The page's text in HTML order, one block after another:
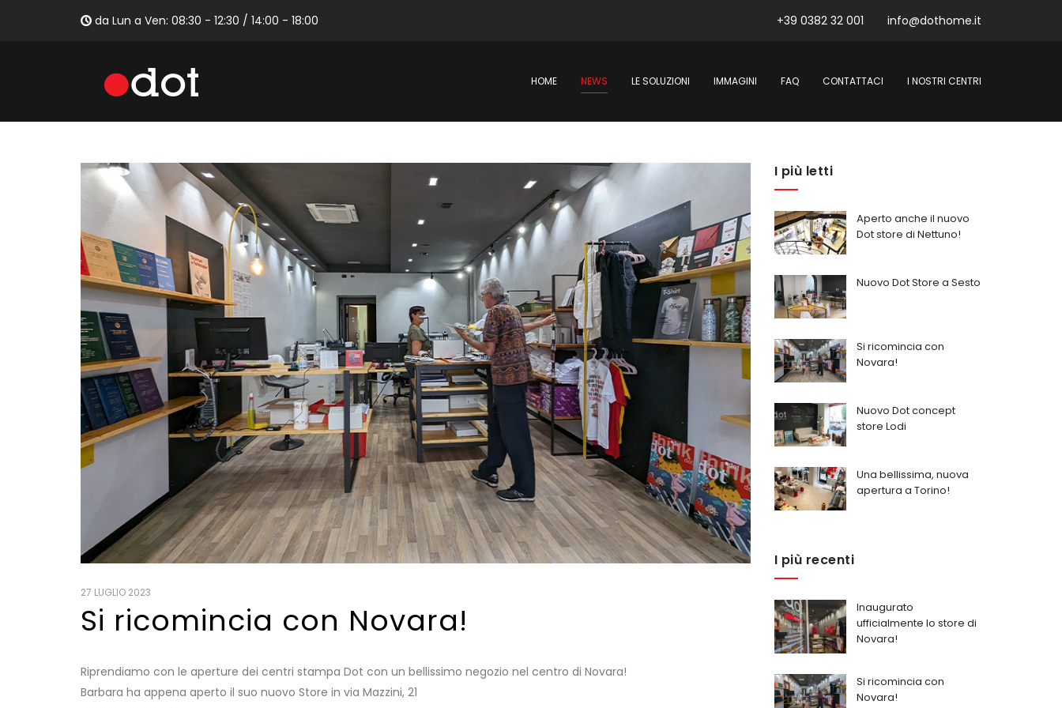
da Lun a Ven: 08:30 - 12:30 / 14:00 - 18:00 +39 0382 32 001 info@dothome.it
HOME NEWS LE SOLUZIONI IMMAGINI FAQ CONTATTACI I NOSTRI CENTRI
27 LUGLIO 2023
Si ricomincia con Novara!
Riprendiamo con le aperture dei centri stampa Dot con un bellissimo negozio nel centro di Novara!
Barbara ha appena aperto il suo nuovo Store in via Mazzini, 21
I più letti
Aperto anche il nuovo
Dot store di Nettuno!
Nuovo Dot Store a Sesto
Si ricomincia con
Novara!
Nuovo Dot concept
store Lodi
Una bellissima, nuova
apertura a Torino!
I più recenti
Inaugurato
ufficialmente lo store di
Novara!
Si ricomincia con
Novara!